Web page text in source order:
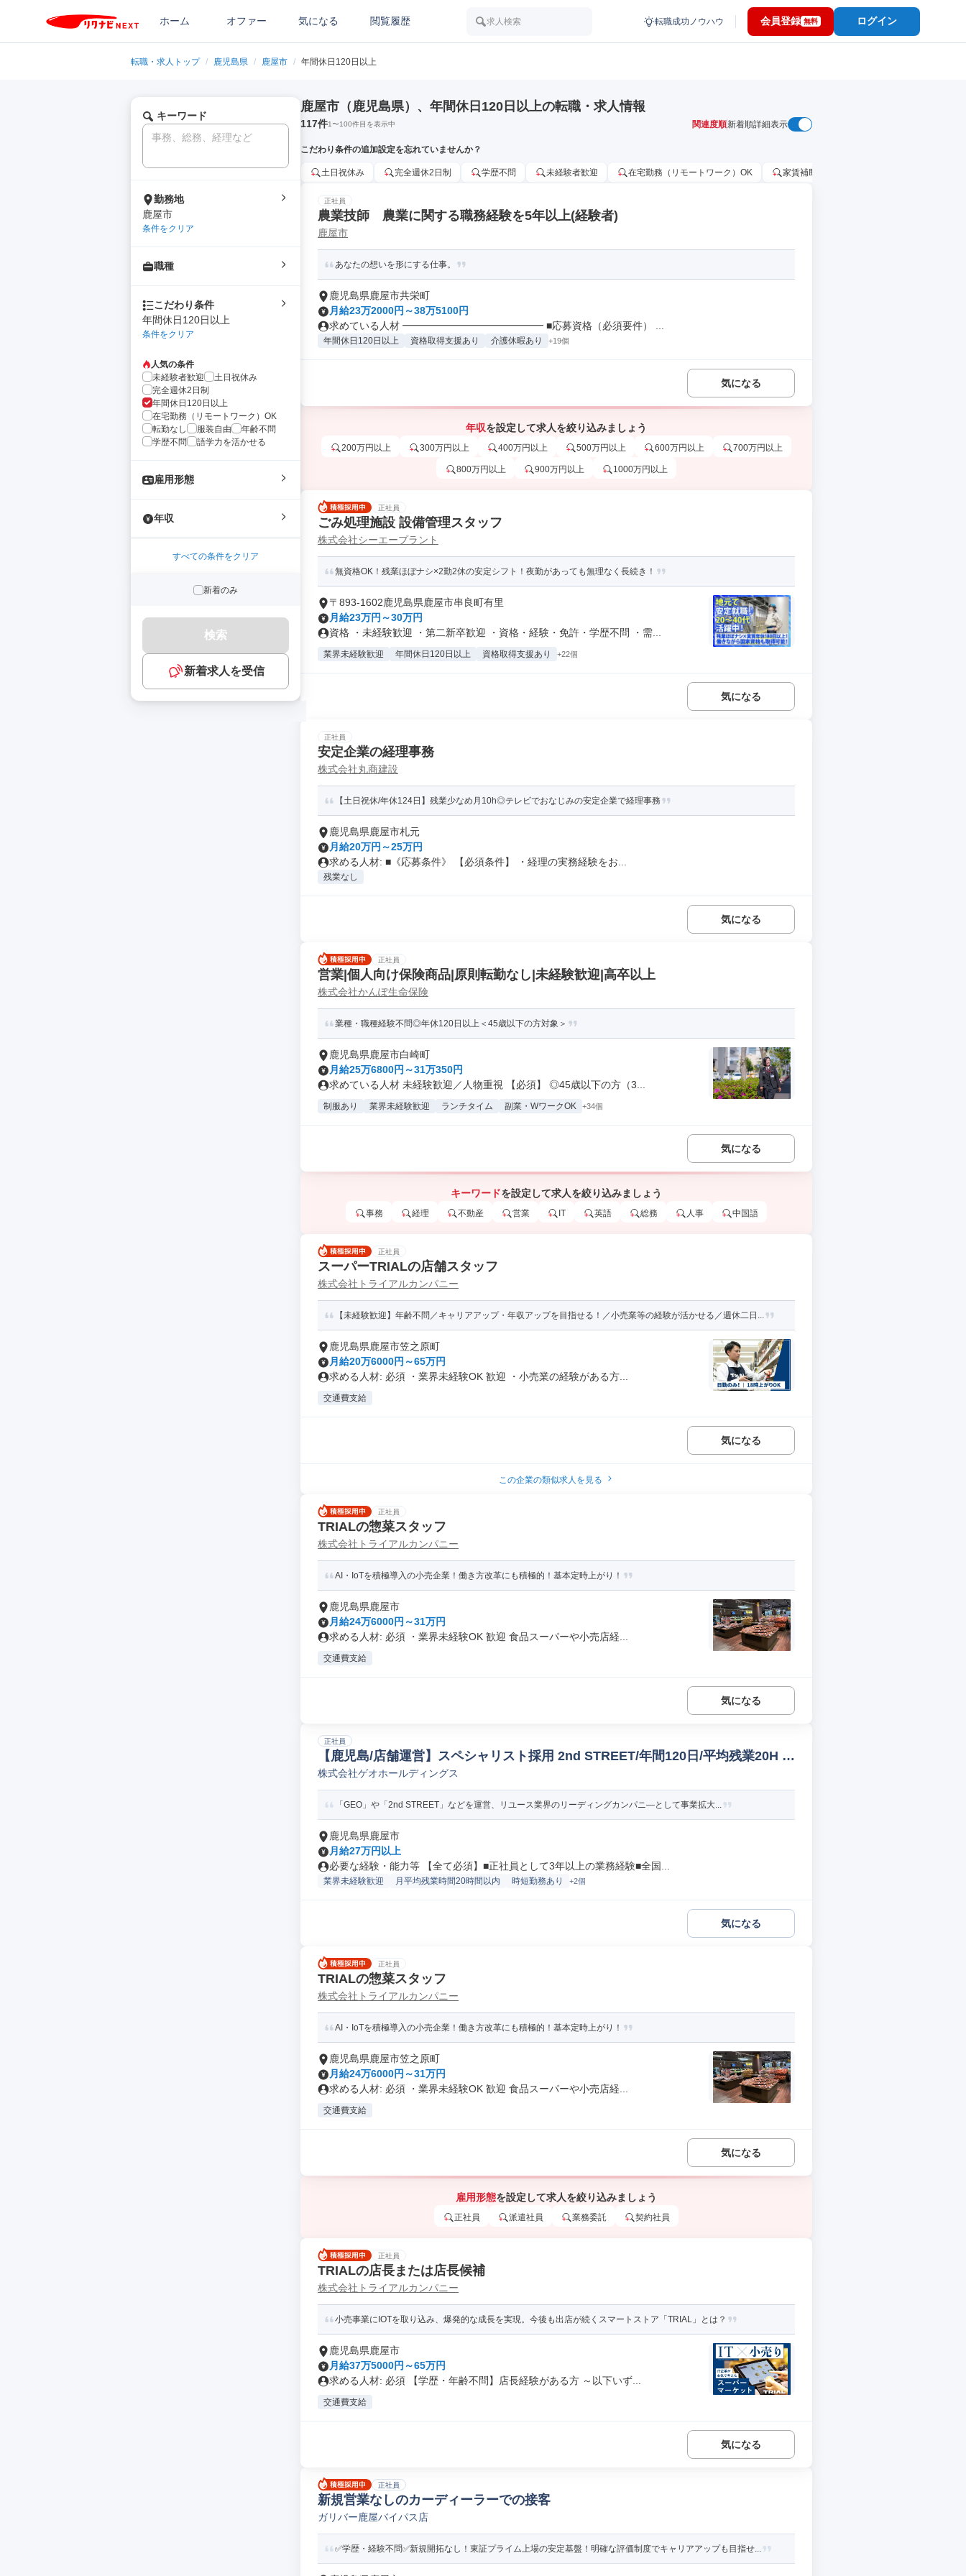
ホーム オファー 気になる 閲覧履歴 求人検索 転職成功ノウハウ 会員登録 無料 ログイン
転職・求人トップ / 鹿児島県 / 鹿屋市 / 年間休日120日以上
キーワード
勤務地
鹿屋市
条件をクリア
職種
こだわり条件
年間休日120日以上
条件をクリア
人気の条件
未経験者歓迎
土日祝休み
完全週休2日制
年間休日120日以上
在宅勤務（リモートワーク）OK
転勤なし
服装自由
年齢不問
学歴不問
語学力を活かせる
雇用形態
年収
すべての条件をクリア
新着のみ
検索
新着求人を受信
鹿屋市（鹿児島県）、年間休日120日以上の転職・求人情報
117件1〜100件目を表示中 関連度順新着順詳細表示
こだわり条件の追加設定を忘れていませんか？
土日祝休み 完全週休2日制 学歴不問 未経験者歓迎 在宅勤務（リモートワーク）OK 家賃補助・住宅手当あり
正社員
農業技師 農業に関する職務経験を5年以上(経験者)
鹿屋市
あなたの想いを形にする仕事。
鹿児島県鹿屋市共栄町
月給23万2000円～38万5100円
求めている人材 ━━━━━━━━━━━━━━ ■応募資格（必須要件） ...
年間休日120日以上 資格取得支援あり 介護休暇あり +19個
気になる
年収を設定して求人を絞り込みましょう
200万円以上 300万円以上 400万円以上 500万円以上 600万円以上 700万円以上
800万円以上 900万円以上 1000万円以上
正社員
ごみ処理施設 設備管理スタッフ
株式会社シーエープラント
無資格OK！残業ほぼナシ×2勤2休の安定シフト！夜勤があっても無理なく長続き！
〒893-1602鹿児島県鹿屋市串良町有里
月給23万円～30万円
資格 ・未経験歓迎 ・第二新卒歓迎 ・資格・経験・免許・学歴不問 ・需...
業界未経験歓迎 年間休日120日以上 資格取得支援あり +22個
気になる
正社員
安定企業の経理事務
株式会社丸商建設
【土日祝休/年休124日】残業少なめ月10h◎テレビでおなじみの安定企業で経理事務
鹿児島県鹿屋市札元
月給20万円～25万円
求める人材: ■《応募条件》 【必須条件】 ・経理の実務経験をお...
残業なし
気になる
正社員
営業|個人向け保険商品|原則転勤なし|未経験歓迎|高卒以上
株式会社かんぽ生命保険
業種・職種経験不問◎年休120日以上＜45歳以下の方対象＞
鹿児島県鹿屋市白崎町
月給25万6800円～31万350円
求めている人材 未経験歓迎／人物重視 【必須】 ◎45歳以下の方（3...
制服あり 業界未経験歓迎 ランチタイム 副業・WワークOK +34個
気になる
キーワードを設定して求人を絞り込みましょう
事務 経理 不動産 営業 IT 英語 総務 人事 中国語
正社員
スーパーTRIALの店舗スタッフ
株式会社トライアルカンパニー
【未経験歓迎】年齢不問／キャリアアップ・年収アップを目指せる！／小売業等の経験が活かせる／週休二日...
鹿児島県鹿屋市笠之原町
月給20万6000円～65万円
求める人材: 必須 ・業界未経験OK 歓迎 ・小売業の経験がある方...
交通費支給
気になる
この企業の類似求人を見る
正社員
TRIALの惣菜スタッフ
株式会社トライアルカンパニー
AI・IoTを積極導入の小売企業！働き方改革にも積極的！基本定時上がり！
鹿児島県鹿屋市
月給24万6000円～31万円
求める人材: 必須 ・業界未経験OK 歓迎 食品スーパーや小売店経...
交通費支給
気になる
正社員
【鹿児島/店舗運営】スペシャリスト採用 2nd STREET/年間120日/平均残業20H そ
の他店舗管理/運営/支援
株式会社ゲオホールディングス
「GEO」や「2nd STREET」などを運営、リユース業界のリーディングカンパニ―として事業拡大...
鹿児島県鹿屋市
月給27万円以上
必要な経験・能力等 【全て必須】■正社員として3年以上の業務経験■全国...
業界未経験歓迎 月平均残業時間20時間以内 時短勤務あり +2個
気になる
正社員
TRIALの惣菜スタッフ
株式会社トライアルカンパニー
AI・IoTを積極導入の小売企業！働き方改革にも積極的！基本定時上がり！
鹿児島県鹿屋市笠之原町
月給24万6000円～31万円
求める人材: 必須 ・業界未経験OK 歓迎 食品スーパーや小売店経...
交通費支給
気になる
雇用形態を設定して求人を絞り込みましょう
正社員 派遣社員 業務委託 契約社員
正社員
TRIALの店長または店長候補
株式会社トライアルカンパニー
小売事業にIOTを取り込み、爆発的な成長を実現。今後も出店が続くスマートストア「TRIAL」とは？
鹿児島県鹿屋市
月給37万5000円～65万円
求める人材: 必須 【学歴・年齢不問】店長経験がある方 ～以下いず...
交通費支給
気になる
正社員
新規営業なしのカーディーラーでの接客
ガリバー鹿屋バイパス店
✅学歴・経験不問✅新規開拓なし！東証プライム上場の安定基盤！明確な評価制度でキャリアアップも目指せ...